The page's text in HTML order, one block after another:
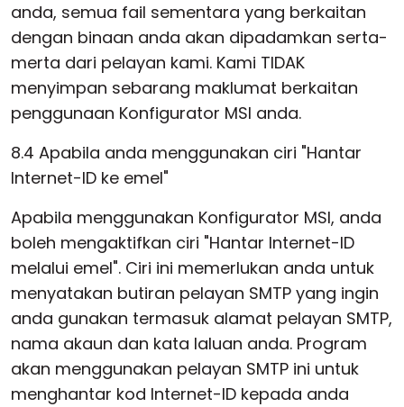
anda, semua fail sementara yang berkaitan
dengan binaan anda akan dipadamkan serta-
merta dari pelayan kami. Kami TIDAK
menyimpan sebarang maklumat berkaitan
penggunaan Konfigurator MSI anda.
8.4 Apabila anda menggunakan ciri "Hantar
Internet-ID ke emel"
Apabila menggunakan Konfigurator MSI, anda
boleh mengaktifkan ciri "Hantar Internet-ID
melalui emel". Ciri ini memerlukan anda untuk
menyatakan butiran pelayan SMTP yang ingin
anda gunakan termasuk alamat pelayan SMTP,
nama akaun dan kata laluan anda. Program
akan menggunakan pelayan SMTP ini untuk
menghantar kod Internet-ID kepada anda